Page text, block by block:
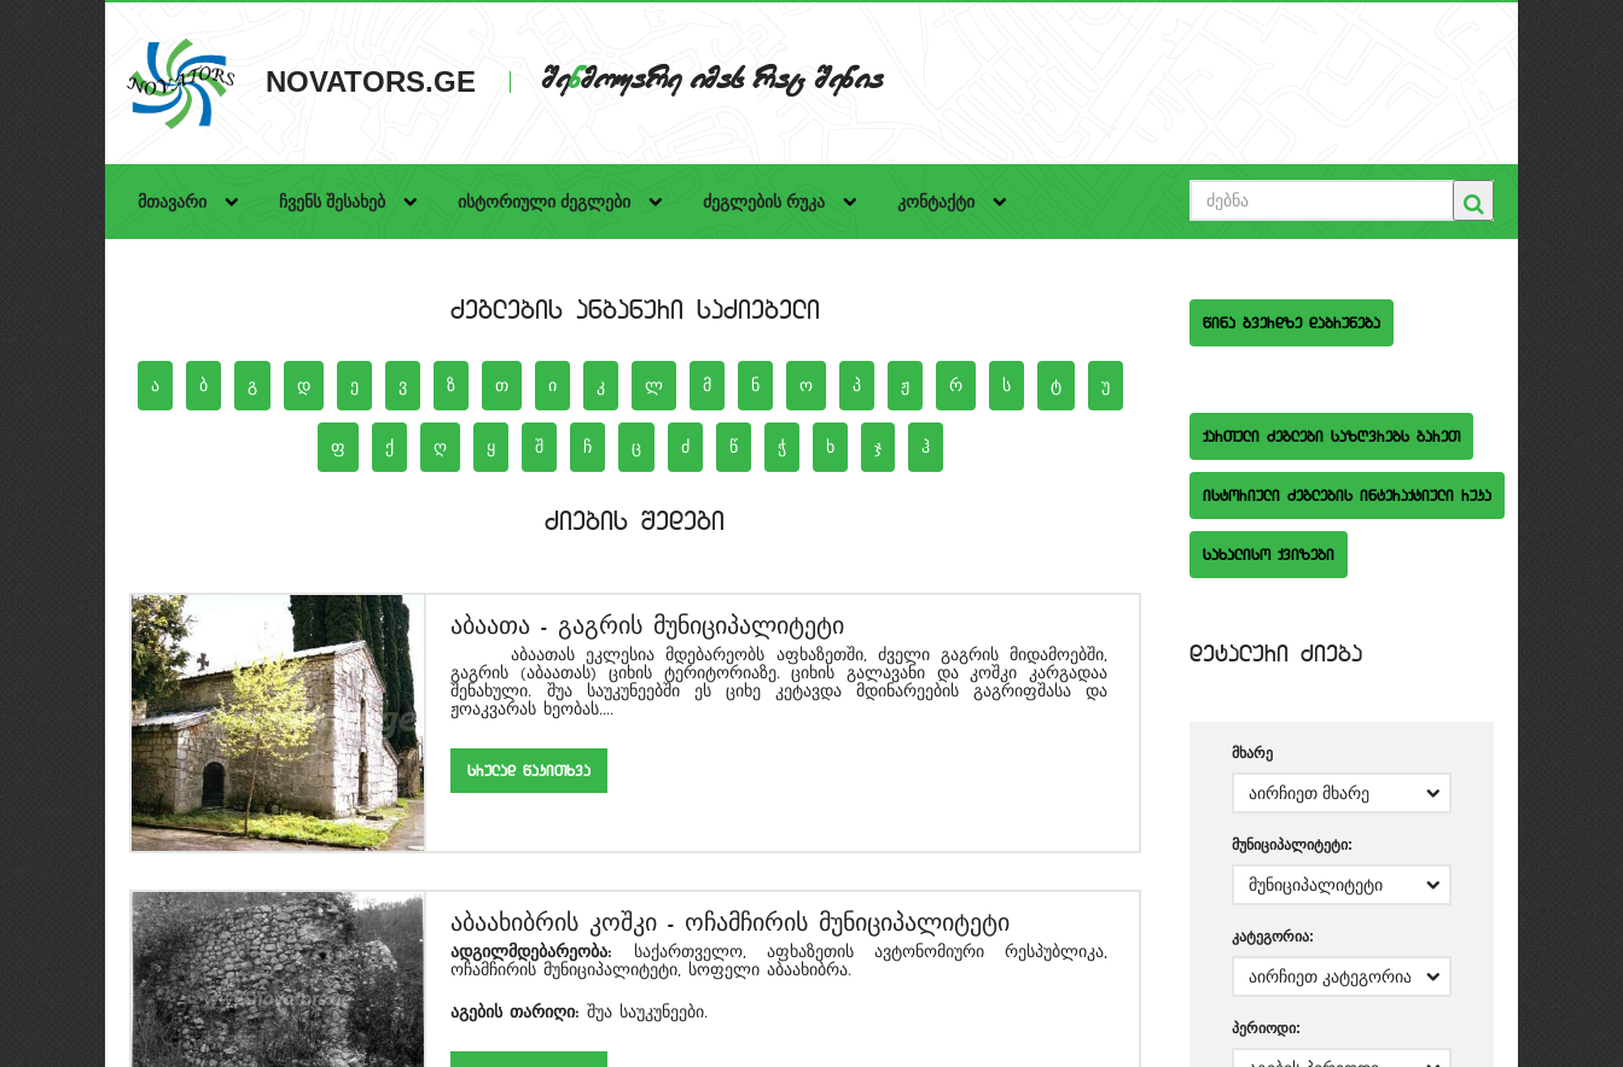
NOVATORS.GE Senmouare imas rac Senia
მთავარი ჩვენს შესახებ ისტორიული ძეგლები ძეგლების რუკა კონტაქტი
Zeglebis anbanuri saZiebeli
Ziebis Sedegi
აბაათა - გაგრის მუნიციპალიტეტი
აბაათას ეკლესია მდებარეობს აფხაზეთში, ძველი გაგრის მიდამოებში,
გაგრის (აბაათას) ციხის ტერიტორიაზე. ციხის გალავანი და კოშკი კარგადაა
შენახული. შუა საუკუნეებში ეს ციხე კეტავდა მდინარეების გაგრიფშასა და
ჟოაკვარას ხეობას....
srulad wakiTxva
აბაახიბრის კოშკი - ოჩამჩირის მუნიციპალიტეტი
ადგილმდებარეობა: საქართველო, აფხაზეთის ავტონომიური რესპუბლიკა,
ოჩამჩირის მუნიციპალიტეტი, სოფელი აბაახიბრა.
აგების თარიღი: შუა საუკუნეები.
wina gverdze dabruneba
qarTuli Zeglebi sazRvrebs gareT
istoriuli Zeglebis interaqtiuli ruka
saxaliso qvizebi
detaluri Zieba
მხარე
მუნიციპალიტეტი:
კატეგორია:
პერიოდი: